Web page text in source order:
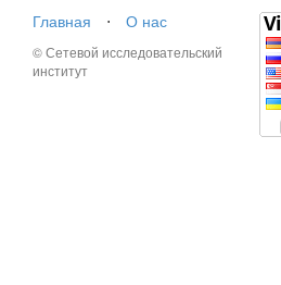
Главная
⋅ О нас
© Сетевой исследовательский
институт